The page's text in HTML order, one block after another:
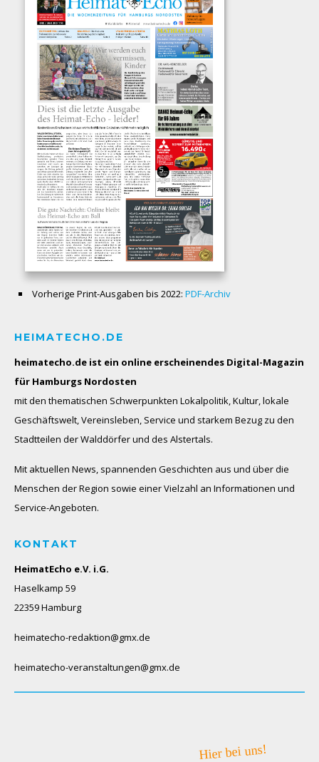
Vorherige Print-Ausgaben bis 2022: PDF-Archiv
HEIMATECHO.DE
heimatecho.de ist ein online erscheinendes Digital-Magazin
für Hamburgs Nordosten
mit den thematischen Schwerpunkten Lokalpolitik, Kultur, lokale
Geschäftswelt, Vereinsleben, Service und starkem Bezug zu den
Stadtteilen der Walddörfer und des Alstertals.
Mit aktuellen News, spannenden Geschichten aus und über die
Menschen der Region sowie einer Vielzahl an Informationen und
Service-Angeboten.
KONTAKT
HeimatEcho e.V. i.G.
Haselkamp 59
22359 Hamburg
heimatecho-redaktion@gmx.de
heimatecho-veranstaltungen@gmx.de